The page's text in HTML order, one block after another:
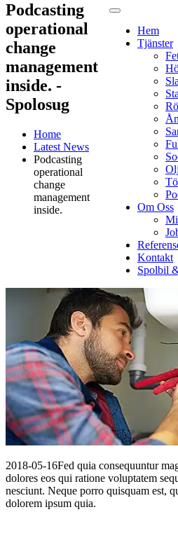
Hem
Tjänster
Om Oss
Kontakt
Spolbil
Podcasting
operational
change
management
inside. -
Spolosug
Home
Latest News
Podcasting
operational
change
management
inside.
2018-05-16Fed quia consequuntur
dolores eos qui ratione voluptatem
nesciunt. Neque porro quisquam est,
dolorem ipsum quia.